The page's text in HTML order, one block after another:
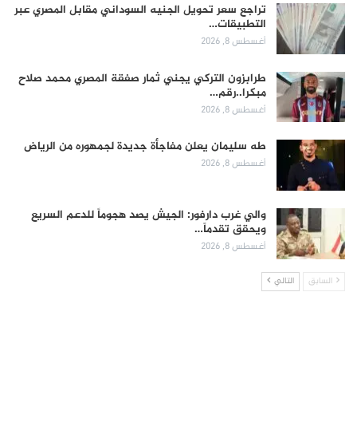
تراجع سعر تحويل الجنيه السوداني مقابل المصري عبر
التطبيقات…
أغسطس 8, 2026
طرابزون التركي يجني ثمار صفقة المصري محمد صلاح
مبكرا..رقم…
أغسطس 8, 2026
طه سليمان يعلن مفاجأة جديدة لجمهوره من الرياض
أغسطس 8, 2026
والي غرب دارفور: الجيش يصد هجوماً للدعم السريع
ويحقق تقدماً…
أغسطس 8, 2026
السابق التالي